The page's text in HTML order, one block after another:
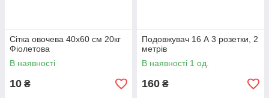
Сітка овочева 40х60 см 20кг
Фіолетова
В наявності
10 ₴
Подовжувач 16 А 3 розетки, 2
метрів
В наявності 1 од.
160 ₴